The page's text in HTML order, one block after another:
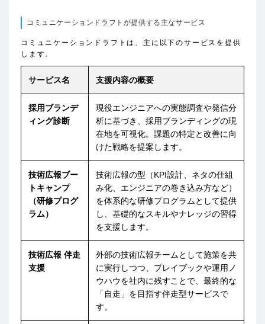
コミュニケーションドラフトが提供する主なサービス
コミュニケーションドラフトは、主に以下のサービスを提供
します。
サービス名 支援内容の概要
採用ブランデ
ィング診断
現役エンジニアへの実態調査や発信分
析に基づき、採用ブランディングの現
在地を可視化。課題の特定と改善に向
けた戦略を提案します。
技術広報ブー
トキャンプ
（研修プログ
ラム）
技術広報の型（KPI設計、ネタの仕組
み化、エンジニアの巻き込み方など）
を体系的な研修プログラムとして提供
し、基礎的なスキルやナレッジの習得
を支援します。
技術広報 伴走
支援
外部の技術広報チームとして施策を共
に実行しつつ、プレイブックや運用ノ
ウハウを社内に残すことで、最終的な
「自走」を目指す伴走型サービスで
す。